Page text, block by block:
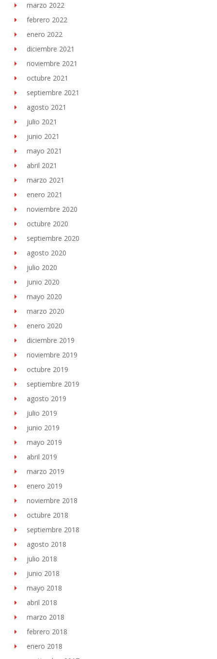
marzo 2022
febrero 2022
enero 2022
diciembre 2021
noviembre 2021
octubre 2021
septiembre 2021
agosto 2021
julio 2021
junio 2021
mayo 2021
abril 2021
marzo 2021
enero 2021
noviembre 2020
octubre 2020
septiembre 2020
agosto 2020
julio 2020
junio 2020
mayo 2020
marzo 2020
enero 2020
diciembre 2019
noviembre 2019
octubre 2019
septiembre 2019
agosto 2019
julio 2019
junio 2019
mayo 2019
abril 2019
marzo 2019
enero 2019
noviembre 2018
octubre 2018
septiembre 2018
agosto 2018
julio 2018
junio 2018
mayo 2018
abril 2018
marzo 2018
febrero 2018
enero 2018